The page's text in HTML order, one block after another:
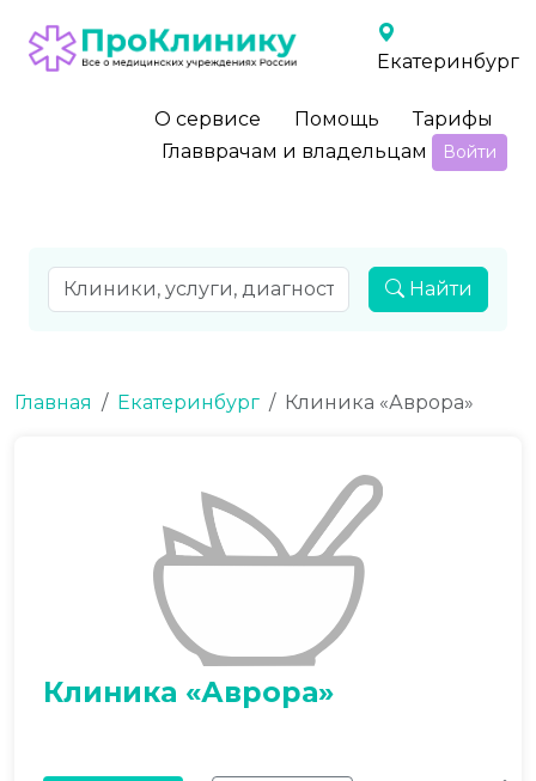
Екатеринбург
О сервисе Помощь
Тарифы
Главврачам и владельцам
Войти
Найти
Главная Екатеринбург Клиника «Аврора»
Клиника «Аврора»